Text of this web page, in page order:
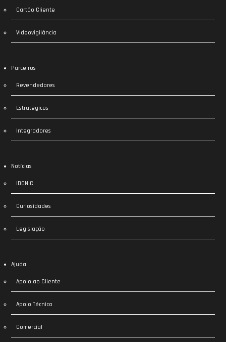
Cartão Cliente
Videovigilância
Parceiros
Revendedores
Estratégicos
Integradores
Notícias
IDONIC
Curiosidades
Legislação
Ajuda
Apoio ao Cliente
Apoio Técnico
Comercial